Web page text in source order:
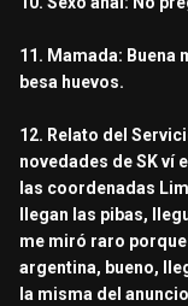
11. Mamada: Buena
besa huevos.
12. Relato del
novedades de SK ví
las coordenadas
llegan las pibas,
me miró raro
argentina, bueno,
la misma del